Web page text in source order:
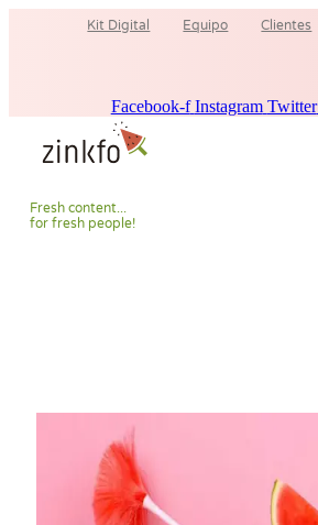
Kit Digital Equipo Clientes
Facebook-f Instagram Twitter
Fresh content...
for fresh people!